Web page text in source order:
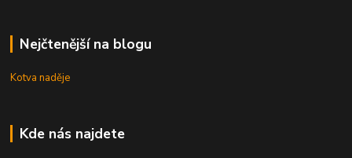
Nejčtenější na blogu
Kotva naděje
Kde nás najdete